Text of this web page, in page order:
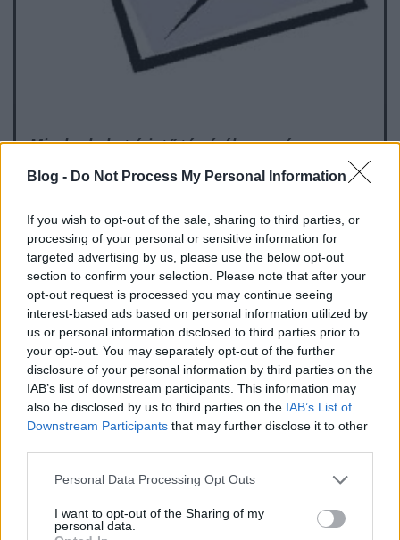
Blog - Do Not Process My Personal Information
If you wish to opt-out of the sale, sharing to third parties, or
processing of your personal or sensitive information for
targeted advertising by us, please use the below opt-out
section to confirm your selection. Please note that after your
opt-out request is processed you may continue seeing
interest-based ads based on personal information utilized by
us or personal information disclosed to third parties prior to
your opt-out. You may separately opt-out of the further
disclosure of your personal information by third parties on the
IAB’s list of downstream participants. This information may
also be disclosed by us to third parties on the IAB’s List of
Downstream Participants that may further disclose it to other
Please note that this website/app uses one or more Google
not limited to your visit or usage behaviour. You may click to
grant or deny consent to Google and its third-party tags to
Personal Data Processing Opt Outs
I want to opt-out of the Sharing of my
personal data.
Mivel sokakat érintő témáról van szó,
eseményeket.
Ha azonnal, első kézből, hiteles forrásból
szeretnél értesülni a téged is érintő
változásokról, kattints, és iratkozz fel
hírlevelünkre!
Kata 2020 után – ezt tedd, ha nem
akarsz 40%-kal kevesebbet keresni
Bevétel, költség és profit
Katásként eddig egyszerű volt az életed
Bevételedből kifizetted a havi katát, rendezted
vállalkozásod többi költségét, és ami megmaradt, az